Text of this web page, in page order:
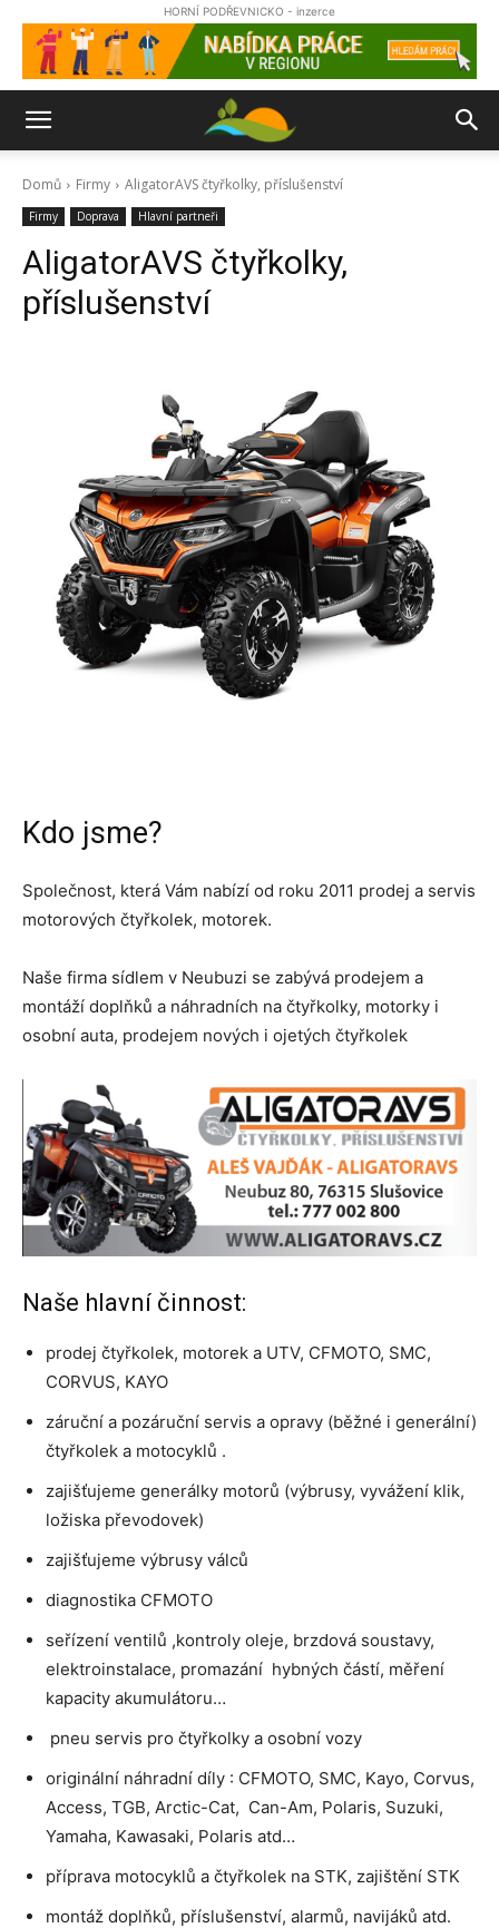
HORNÍ PODŘEVNICKO - inzerce
Domů Firmy AligatorAVS čtyřkolky, příslušenství
Firmy Doprava Hlavní partneři
AligatorAVS čtyřkolky,
příslušenství
Kdo jsme?
Společnost, která Vám nabízí od roku 2011 prodej a servis
motorových čtyřkolek, motorek.
Naše firma sídlem v Neubuzi se zabývá prodejem a
montáží doplňků a náhradních na čtyřkolky, motorky i
osobní auta, prodejem nových i ojetých čtyřkolek
Naše hlavní činnost:
prodej čtyřkolek, motorek a UTV, CFMOTO, SMC,
CORVUS, KAYO
záruční a pozáruční servis a opravy (běžné i generální)
čtyřkolek a motocyklů .
zajišťujeme generálky motorů (výbrusy, vyvážení klik,
ložiska převodovek)
zajišťujeme výbrusy válců
diagnostika CFMOTO
seřízení ventilů ,kontroly oleje, brzdová soustavy,
elektroinstalace, promazání hybných částí, měření
kapacity akumulátoru…
pneu servis pro čtyřkolky a osobní vozy
originální náhradní díly : CFMOTO, SMC, Kayo, Corvus,
Access, TGB, Arctic-Cat, Can-Am, Polaris, Suzuki,
Yamaha, Kawasaki, Polaris atd…
příprava motocyklů a čtyřkolek na STK, zajištění STK
montáž doplňků, příslušenství, alarmů, navijáků atd.